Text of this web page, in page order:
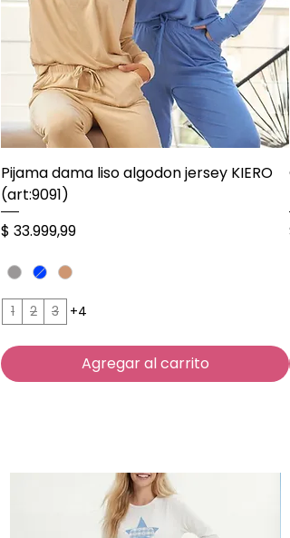
Pijama dama liso algodon jersey KIERO
(art:9091)
Precio
$ 33.999,99
1 2 3 +4
Agregar al carrito